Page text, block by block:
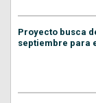
Proyecto busca
septiembre para